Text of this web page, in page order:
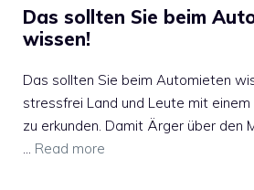
Das sollten Sie beim
wissen!
Das sollten Sie beim Automieten
stressfrei Land und Leute mit
zu erkunden. Damit Ärger über den
… Read more